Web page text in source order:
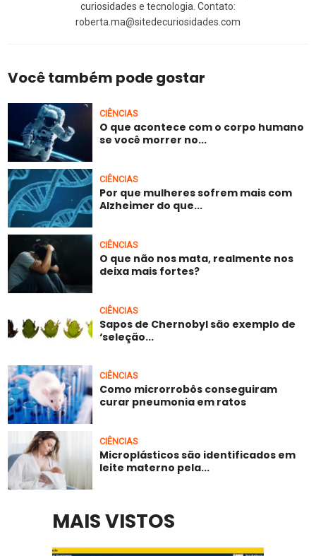
curiosidades e tecnologia. Contato:
roberta.ma@sitedecuriosidades.com
Você também pode gostar
CIÊNCIAS
O que acontece com o corpo humano
se você morrer no...
CIÊNCIAS
Por que mulheres sofrem mais com
Alzheimer do que...
CIÊNCIAS
O que não nos mata, realmente nos
deixa mais fortes?
CIÊNCIAS
Sapos de Chernobyl são exemplo de
‘seleção...
CIÊNCIAS
Como microrrobôs conseguiram
curar pneumonia em ratos
CIÊNCIAS
Microplásticos são identificados em
leite materno pela...
MAIS VISTOS